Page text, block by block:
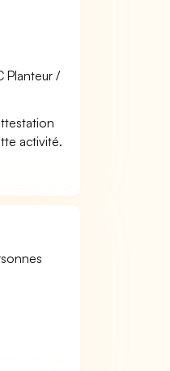
Planteur /
activité.